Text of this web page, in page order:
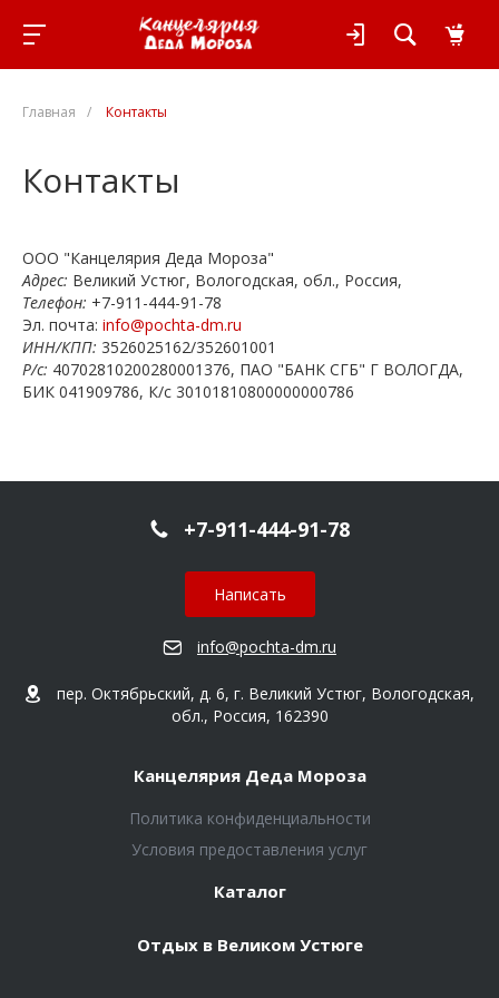
Главная / Контакты
Контакты
ООО "Канцелярия Деда Мороза"
Адрес: Великий Устюг, Вологодская, обл., Россия,
Телефон: +7-911-444-91-78
Эл. почта: info@pochta-dm.ru
ИНН/КПП: 3526025162/352601001
Р/с: 40702810200280001376, ПАО "БАНК СГБ" Г ВОЛОГДА,
БИК 041909786, К/с 30101810800000000786
+7-911-444-91-78
Написать
info@pochta-dm.ru
пер. Октябрьский, д. 6, г. Великий Устюг, Вологодская,
обл., Россия, 162390
Канцелярия Деда Мороза
Политика конфиденциальности
Условия предоставления услуг
Каталог
Отдых в Великом Устюге